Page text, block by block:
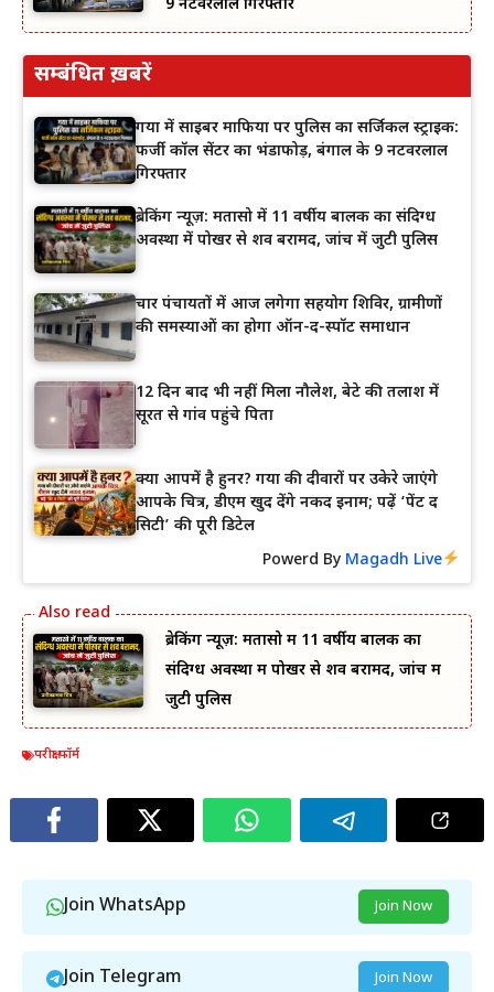
9 नटवरलाल गिरफ्तार
सम्बंधित ख़बरें
गया में साइबर माफिया पर पुलिस का सर्जिकल स्ट्राइक:
फर्जी कॉल सेंटर का भंडाफोड़, बंगाल के 9 नटवरलाल
गिरफ्तार
ब्रेकिंग न्यूज़: मतासो में 11 वर्षीय बालक का संदिग्ध
अवस्था में पोखर से शव बरामद, जांच में जुटी पुलिस
चार पंचायतों में आज लगेगा सहयोग शिविर, ग्रामीणों
की समस्याओं का होगा ऑन-द-स्पॉट समाधान
12 दिन बाद भी नहीं मिला नौलेश, बेटे की तलाश में
सूरत से गांव पहुंचे पिता
क्या आपमें है हुनर? गया की दीवारों पर उकेरे जाएंगे
आपके चित्र, डीएम खुद देंगे नकद इनाम; पढ़ें ‘पेंट द
सिटी’ की पूरी डिटेल
Powerd By Magadh Live
ब्रेकिंग न्यूज़: मतासो में 11 वर्षीय बालक का
संदिग्ध अवस्था में पोखर से शव बरामद, जांच में
जुटी पुलिस
परीक्षा फॉर्म
Join WhatsApp Join Now
Join Telegram Join Now